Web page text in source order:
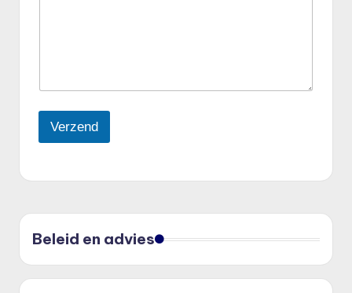
Verzend
Beleid en advies